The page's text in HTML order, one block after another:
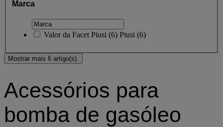
Marca
Valor da Facet Piusi (6) Piusi (6)
Mostrar mais 6 artigo(s).
Acessórios para
bomba de gasóleo